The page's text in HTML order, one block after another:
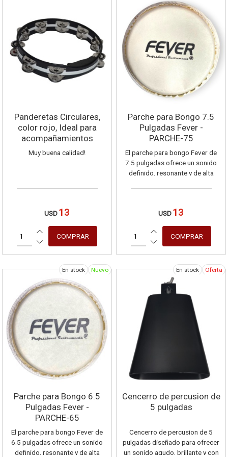
Panderetas Circulares,
color rojo, Ideal para
acompañamientos
rítmicos!
Muy buena calidad!
USD13
Parche para Bongo 7.5
Pulgadas Fever -
PARCHE-75
El parche para bongo Fever de
7.5 pulgadas ofrece un sonido
definido, resonante y de alta
para reemplazo en bongos de
brindando una afinacion estable
y excelente respuesta al golpe.
USD13
En stock Nuevo
Parche para Bongo 6.5
Pulgadas Fever -
PARCHE-65
El parche para bongo Fever de
6.5 pulgadas ofrece un sonido
definido, resonante y de alta
En stock Oferta
Cencerro de percusion de
5 pulgadas
Cencerro de percusion de 5
pulgadas diseñado para ofrecer
un sonido agudo, brillante y con